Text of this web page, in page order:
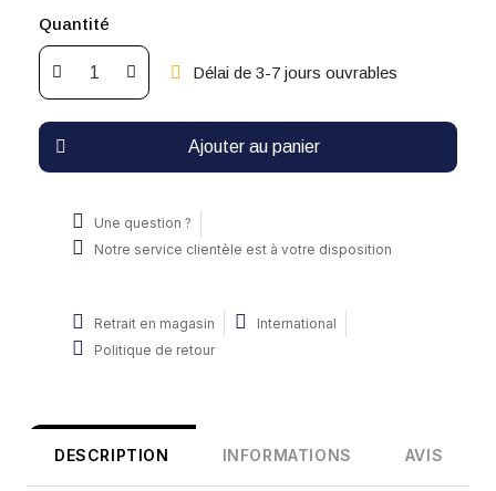
Quantité
Délai de 3-7 jours ouvrables
Ajouter au panier
Une question ?
Notre service clientèle est à votre disposition
Retrait en magasin
International
Politique de retour
DESCRIPTION INFORMATIONS AVIS